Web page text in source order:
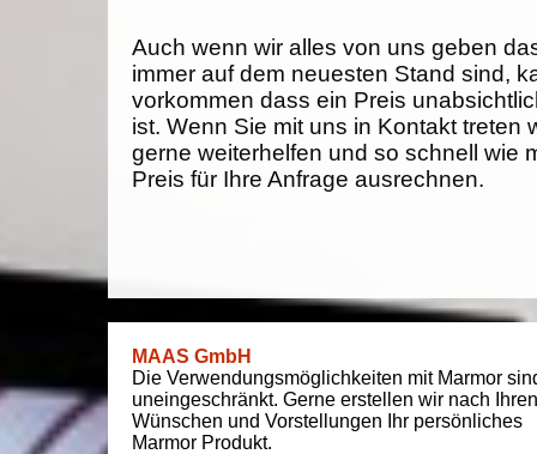
Auch wenn wir alles von uns geben
immer auf dem neuesten Stand sind,
vorkommen dass ein Preis
ist. Wenn Sie mit uns in Kontakt treten
gerne weiterhelfen und so schnell wie
Preis für Ihre Anfrage ausrechnen.
MAAS GmbH
Die Verwendungsmöglichkeiten mit Marmor
uneingeschränkt. Gerne erstellen wir nach Ihren
Wünschen und Vorstellungen Ihr persönliches
Marmor Produkt.